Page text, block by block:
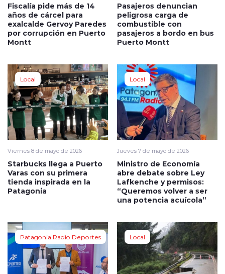
Fiscalía pide más de 14
años de cárcel para
exalcalde Gervoy Paredes
por corrupción en Puerto
Montt
Pasajeros denuncian
peligrosa carga de
combustible con
pasajeros a bordo en bus
Puerto Montt
Local
Viernes 8 de mayo de 2026
Starbucks llega a Puerto
Varas con su primera
tienda inspirada en la
Patagonia
Local
Jueves 7 de mayo de 2026
Ministro de Economía
abre debate sobre Ley
Lafkenche y permisos:
“Queremos volver a ser
una potencia acuícola”
Patagonia Radio Deportes Local